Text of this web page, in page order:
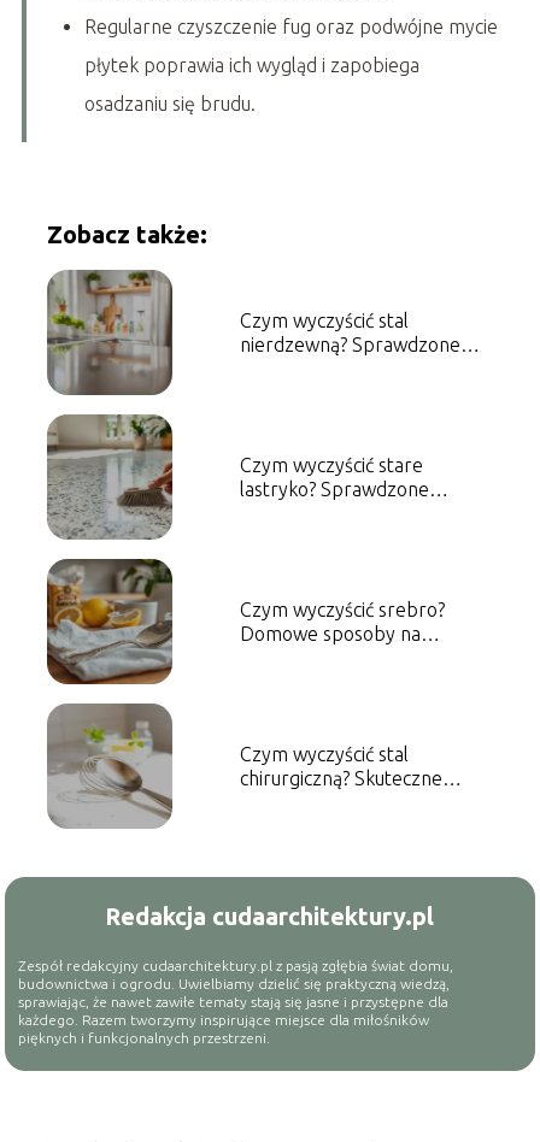
Regularne czyszczenie fug oraz podwójne mycie
płytek poprawia ich wygląd i zapobiega
osadzaniu się brudu.
Zobacz także:
Czym wyczyścić stal
nierdzewną? Sprawdzone
Czym wyczyścić stare
lastryko? Sprawdzone
Czym wyczyścić srebro?
Domowe sposoby na
Czym wyczyścić stal
chirurgiczną? Skuteczne
Redakcja cudaarchitektury.pl
Zespół redakcyjny cudaarchitektury.pl z pasją zgłębia świat domu,
budownictwa i ogrodu. Uwielbiamy dzielić się praktyczną wiedzą,
sprawiając, że nawet zawiłe tematy stają się jasne i przystępne dla
każdego. Razem tworzymy inspirujące miejsce dla miłośników
pięknych i funkcjonalnych przestrzeni.